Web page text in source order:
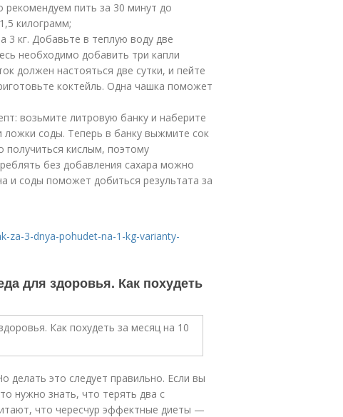
рекомендуем пить за 30 минут до
килограмм;
кг. Добавьте в теплую воду две
необходимо добавить три капли
должен настояться две сутки, и пейте
коктейль. Одна чашка поможет
возьмите литровую банку и наберите
ложки соды. Теперь в банку выжмите сок
получиться кислым, поэтому
без добавления сахара можно
и соды поможет добиться результата за
za-3-dnya-pohudet-na-1-kg-varianty-
для здоровья. Как похудеть
делать это следует правильно. Если вы
нужно знать, что терять два с
что чересчур эффектные диеты —